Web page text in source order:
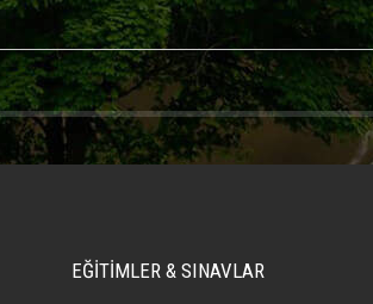
EĞİTİMLER & SINAVLAR